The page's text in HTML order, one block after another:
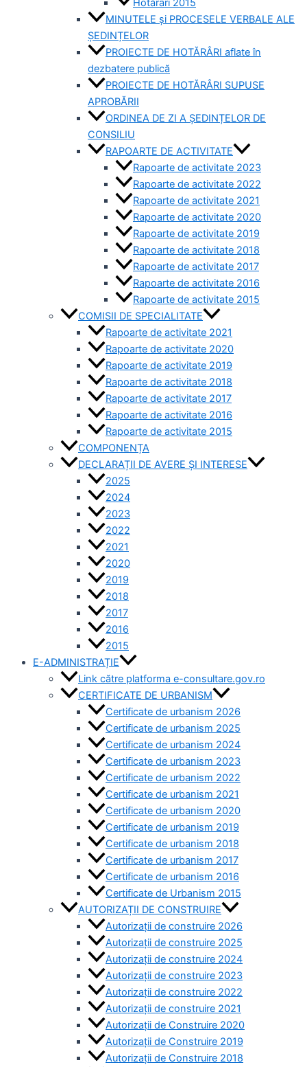
MINUTELE și PROCESELE VERBALE ALE
ȘEDINȚELOR
PROIECTE DE HOTĂRÂRI aflate în
dezbatere publică
PROIECTE DE HOTĂRÂRI SUPUSE
APROBĂRII
ORDINEA DE ZI A ȘEDINȚELOR DE
CONSILIU
RAPOARTE DE ACTIVITATE
Rapoarte de activitate 2023
Rapoarte de activitate 2022
Rapoarte de activitate 2021
Rapoarte de activitate 2020
Rapoarte de activitate 2019
Rapoarte de activitate 2018
Rapoarte de activitate 2017
Rapoarte de activitate 2016
Rapoarte de activitate 2015
COMISII DE SPECIALITATE
Rapoarte de activitate 2021
Rapoarte de activitate 2020
Rapoarte de activitate 2019
Rapoarte de activitate 2018
Rapoarte de activitate 2017
Rapoarte de activitate 2016
Rapoarte de activitate 2015
COMPONENȚA
DECLARAȚII DE AVERE ȘI INTERESE
2025
2024
2023
2022
2021
2020
2019
2018
2017
2016
2015
E-ADMINISTRAȚIE
Link către platforma e-consultare.gov.ro
CERTIFICATE DE URBANISM
Certificate de urbanism 2026
Certificate de urbanism 2025
Certificate de urbanism 2024
Certificate de urbanism 2023
Certificate de urbanism 2022
Certificate de urbanism 2021
Certificate de urbanism 2020
Certificate de urbanism 2019
Certificate de urbanism 2018
Certificate de urbanism 2017
Certificate de urbanism 2016
Certificate de Urbanism 2015
AUTORIZAȚII DE CONSTRUIRE
Autorizații de construire 2026
Autorizații de construire 2025
Autorizații de construire 2024
Autorizații de construire 2023
Autorizații de construire 2022
Autorizații de construire 2021
Autorizații de Construire 2020
Autorizații de Construire 2019
Autorizaţii de Construire 2018